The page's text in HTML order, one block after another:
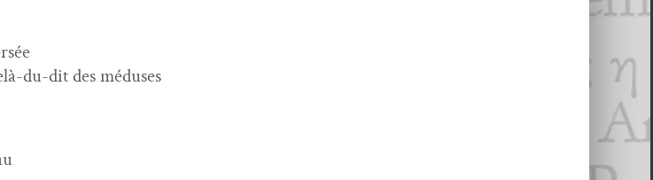
du-dit des méduses